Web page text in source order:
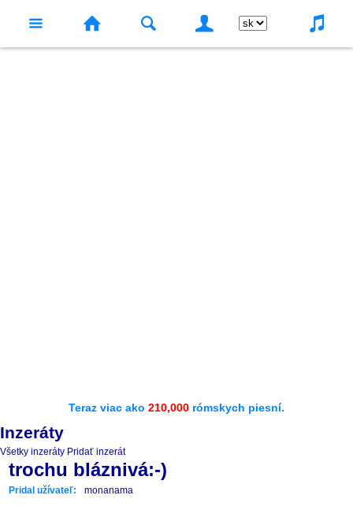
Teraz viac ako 210,000 rómskych piesní.
Inzeráty
Všetky inzeráty Pridať inzerát
trochu bláznivá:-)
Pridal užívateľ: monanama